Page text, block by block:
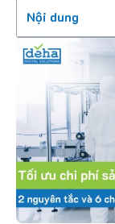
Nội dung